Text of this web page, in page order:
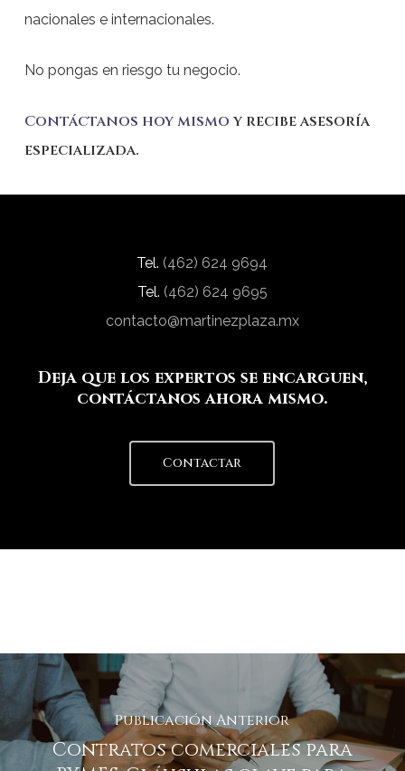
nacionales e internacionales.
No pongas en riesgo tu negocio.
Contáctanos hoy mismo y recibe asesoría
especializada.
Tel. (462) 624 9694
Tel. (462) 624 9695
contacto@martinezplaza.mx
Deja que los expertos se encarguen,
contáctanos ahora mismo.
Contactar
Publicación Anterior
Contratos comerciales para